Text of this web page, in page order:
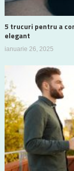
5 trucuri pentru a
elegant
ianuarie 26, 2025